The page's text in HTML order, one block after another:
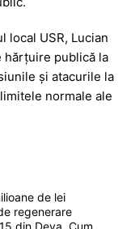
local USR, Lucian
hărțuire publică la
și atacurile la
normale ale
de lei
regenerare